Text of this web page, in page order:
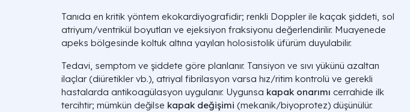
Tanıda en kritik yöntem ekokardiyografidir; renkli Doppler ile kaçak şiddeti, sol
atriyum/ventrikül boyutları ve ejeksiyon fraksiyonu değerlendirilir. Muayenede
apeks bölgesinde koltuk altına yayılan holosistolik üfürüm duyulabilir.
Tedavi, semptom ve şiddete göre planlanır. Tansiyon ve sıvı yükünü azaltan
ilaçlar (diüretikler vb.), atriyal fibrilasyon varsa hız/ritim kontrolü ve gerekli
hastalarda antikoagülasyon uygulanır. Uygunsa kapak onarımı cerrahide ilk
tercihtir; mümkün değilse kapak değişimi (mekanik/biyoprotez) düşünülür.